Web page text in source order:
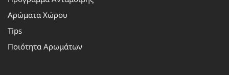
Αρώματα Χώρου
Tips
Ποιότητα Αρωμάτων